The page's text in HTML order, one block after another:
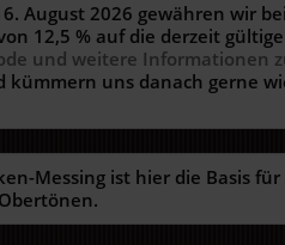
August 2026 gewähren wir
12,5 % auf die derzeit
und weitere Informationen
kümmern uns danach gerne
Messing ist hier die Basis